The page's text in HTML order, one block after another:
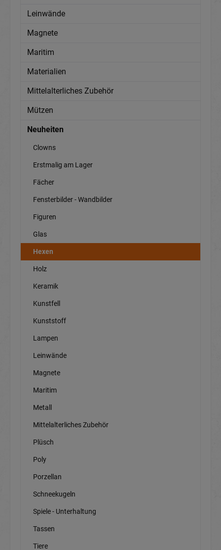
Leinwände
Magnete
Maritim
Materialien
Mittelalterliches Zubehör
Mützen
Neuheiten
Clowns
Erstmalig am Lager
Fächer
Fensterbilder - Wandbilder
Figuren
Glas
Hexen
Holz
Keramik
Kunstfell
Kunststoff
Lampen
Leinwände
Magnete
Maritim
Metall
Mittelalterliches Zubehör
Plüsch
Poly
Porzellan
Schneekugeln
Spiele - Unterhaltung
Tassen
Tiere